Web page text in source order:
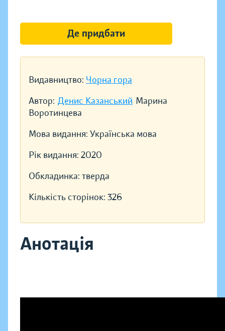
Видавництво: Чорна гора
Автор: Денис Казанський Марина
Воротинцева
Мова видання: Українська мова
Рік видання: 2020
Обкладинка: тверда
Кількість сторінок: 326
Анотація
Де придбати